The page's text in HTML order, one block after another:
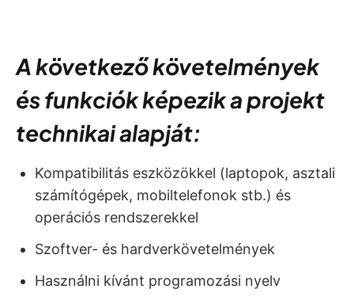
A következő követelmények
és funkciók képezik a projekt
technikai alapját:
Kompatibilitás eszközökkel (laptopok, asztali
számítógépek, mobiltelefonok stb.) és
operációs rendszerekkel
Szoftver- és hardverkövetelmények
Használni kívánt programozási nyelv